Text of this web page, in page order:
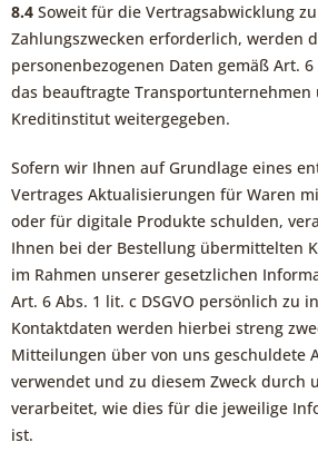
8.4 Soweit für die Vertragsabwicklung
Zahlungszwecken erforderlich, werden
personenbezogenen Daten gemäß Art. 6
das beauftragte
Kreditinstitut weitergegeben.
Sofern wir Ihnen auf Grundlage eines
Vertrages Aktualisierungen für Waren
oder für digitale Produkte schulden,
Ihnen bei der Bestellung übermittelten
im Rahmen unserer gesetzlichen
Art. 6 Abs. 1 lit. c DSGVO persönlich zu
Kontaktdaten werden hierbei streng
Mitteilungen über von uns geschuldete
verwendet und zu diesem Zweck durch
verarbeitet, wie dies für die jeweilige
ist.